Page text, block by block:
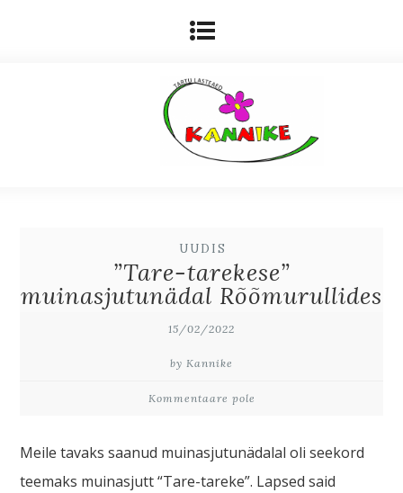
UUDIS
”Tare-tarekese”
muinasjutunädal Rõõmurullides
15/02/2022
by Kannike
Kommentaare pole
Meile tavaks saanud muinasjutunädalal oli seekord
teemaks muinasjutt “Tare-tareke”. Lapsed said